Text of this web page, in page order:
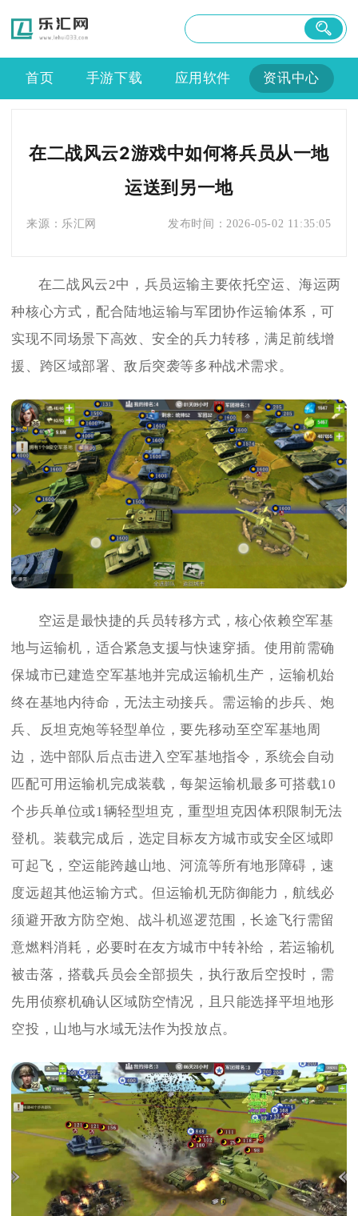
首页 手游下载 应用软件 资讯中心
在二战风云2游戏中如何将兵员从一地
运送到另一地
来源： 乐汇网 发布时间： 2026-05-02 11:35:05
在二战风云2中，兵员运输主要依托空运、海运两
种核心方式，配合陆地运输与军团协作运输体系，可
实现不同场景下高效、安全的兵力转移，满足前线增
援、跨区域部署、敌后突袭等多种战术需求。
空运是最快捷的兵员转移方式，核心依赖空军基
地与运输机，适合紧急支援与快速穿插。使用前需确
保城市已建造空军基地并完成运输机生产，运输机始
终在基地内待命，无法主动接兵。需运输的步兵、炮
兵、反坦克炮等轻型单位，要先移动至空军基地周
边，选中部队后点击进入空军基地指令，系统会自动
匹配可用运输机完成装载，每架运输机最多可搭载10
个步兵单位或1辆轻型坦克，重型坦克因体积限制无法
登机。装载完成后，选定目标友方城市或安全区域即
可起飞，空运能跨越山地、河流等所有地形障碍，速
度远超其他运输方式。但运输机无防御能力，航线必
须避开敌方防空炮、战斗机巡逻范围，长途飞行需留
意燃料消耗，必要时在友方城市中转补给，若运输机
被击落，搭载兵员会全部损失，执行敌后空投时，需
先用侦察机确认区域防空情况，且只能选择平坦地形
空投，山地与水域无法作为投放点。